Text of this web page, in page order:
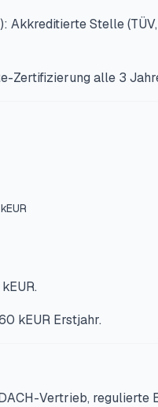
Akkreditierte Stelle
Zertifizierung alle 3
kEUR Erstjahr.
Vertrieb, regulierte